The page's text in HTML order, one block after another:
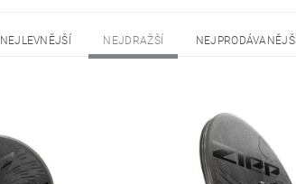
NEJLEVNĚJŠÍ NEJDRAŽŠÍ NEJPRODÁVANĚJŠÍ